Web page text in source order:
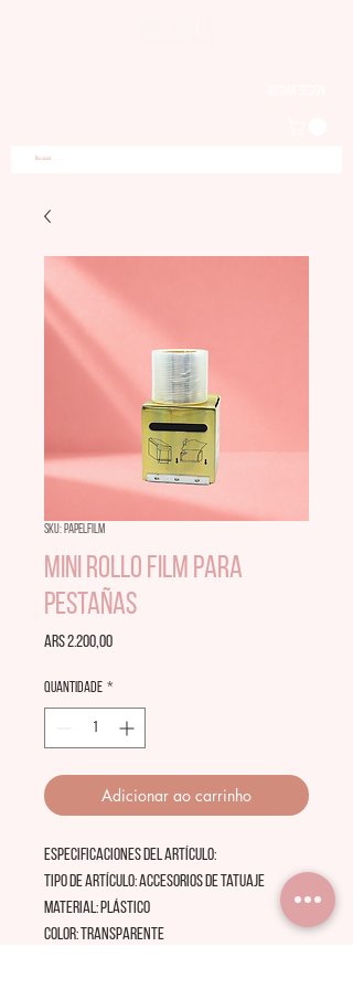
SKU: papelfilm
Mini Rollo Film para
pestañas
ARS 2.200,00Preço
Quantidade *
Adicionar ao carrinho
Especificaciones del artículo:
Tipo de artículo: accesorios de tatuaje
Material: Plástico
Color: Transparente